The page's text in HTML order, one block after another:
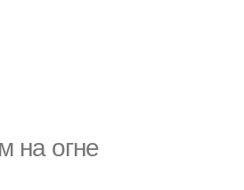
на огне